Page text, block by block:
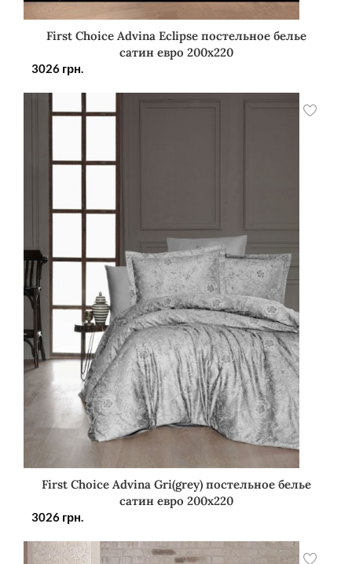
First Choice Advina Eclipse постельное белье
сатин евро 200х220
3026 грн.
First Choice Advina Gri(grey) постельное белье
сатин евро 200х220
3026 грн.